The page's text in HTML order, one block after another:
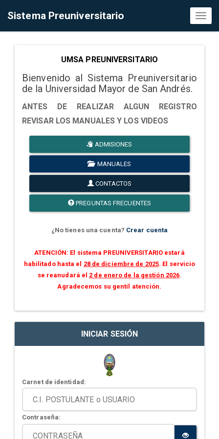
Sistema Preuniversitario
UMSA PREUNIVERSITARIO
Bienvenido al Sistema Preuniversitario
de la Universidad Mayor de San Andrés.
ANTES DE REALIZAR ALGUN REGISTRO
REVISAR LOS MANUALES Y LOS VIDEOS
ADMISIONES
MANUALES
CONTACTOS
PREGUNTAS FRECUENTES
¿No tienes una cuenta? Crear cuenta
ATENCIÓN: El sistema PREUNIVERSITARIO estará
habilitado hasta el 28 de diciembre de 2025. El servicio
se reanudará el 2 de enero de la gestión 2026.
Agradecemos su gentil atención.
INICIAR SESIÓN
Carnet de identidad:
Contraseña: